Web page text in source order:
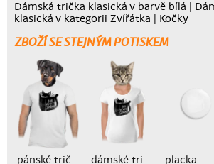
Dámská trička klasická v barvě bílá
klasická v kategorii Zvířátka
Kočky
ZBOŽÍ SE STEJNÝM POTISKEM
pánské tričko dámské tričko placka